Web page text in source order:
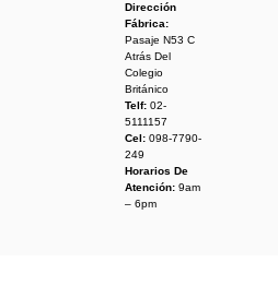
Dirección
Fábrica:
Pasaje N53 C
Atrás Del
Colegio
Británico
Telf:02-
5111157
Cel:098-7790-
249
Horarios De
Atención: 9am
– 6pm